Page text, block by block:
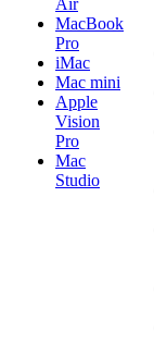
Air
MacBook
Pro
iMac
Mac mini
Apple
Vision
Pro
Mac
Studio